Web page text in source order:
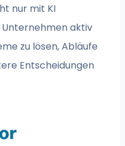
nur mit KI
aktiv
zu lösen, Abläufe
Entscheidungen